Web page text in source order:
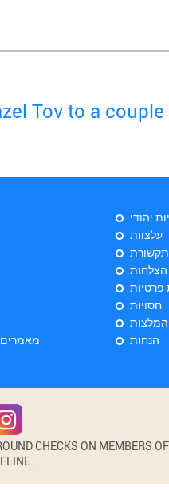
Tov to a
מאמרים
יהודי
עלצוות
תקשורת
הצלחות
פרטיות
חסויות
המלצות
הנחות
CHECKS ON MEMBERS